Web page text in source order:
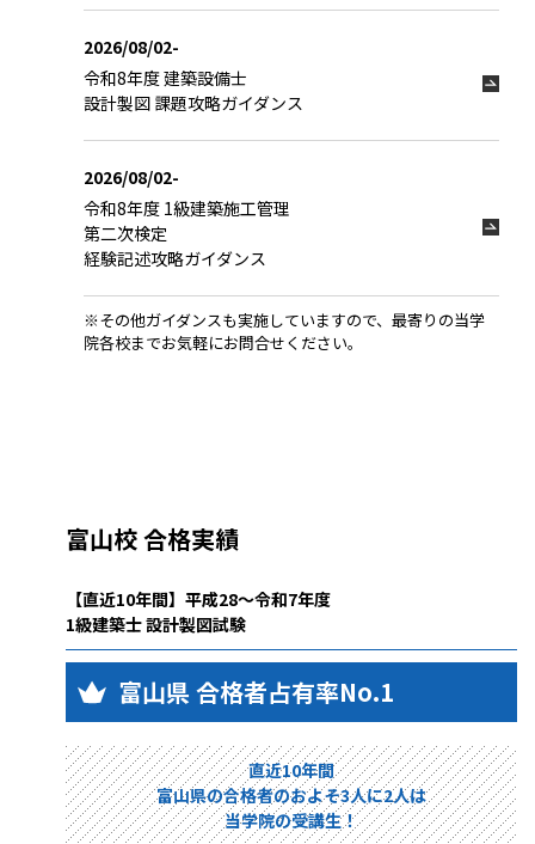
2026/08/02-
令和8年度 建築設備士
設計製図 課題攻略ガイダンス
2026/08/02-
令和8年度 1級建築施工管理
第二次検定
経験記述攻略ガイダンス
※その他ガイダンスも実施していますので、最寄りの当学
院各校までお気軽にお問合せください。
富山校 合格実績
【直近10年間】平成28～令和7年度
1級建築士 設計製図試験
富山県 合格者占有率No.1
直近10年間
富山県の合格者のおよそ3人に2人は
当学院の受講生！